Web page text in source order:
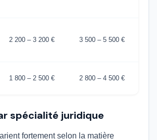
2 200 – 3 200 € 3 500 – 5 500 €
1 800 – 2 500 € 2 800 – 4 500 €
spécialité juridique
fortement selon la matière